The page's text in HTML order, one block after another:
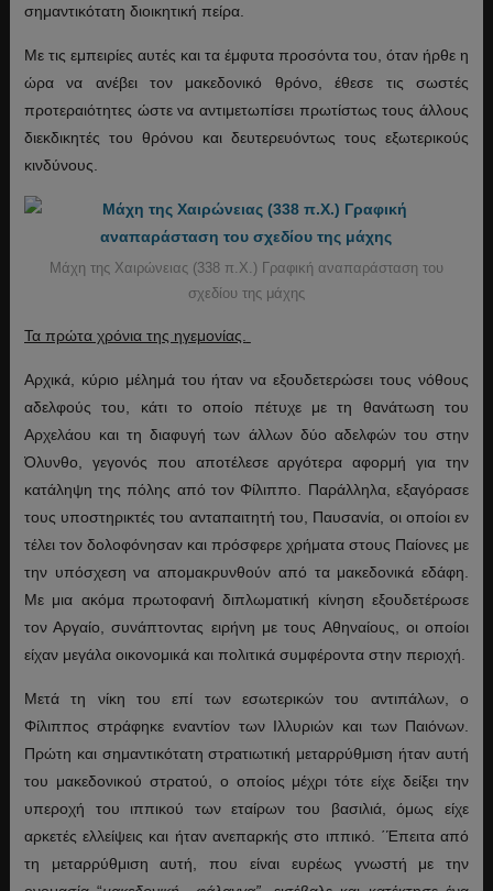
σημαντικότατη διοικητική πείρα.
Με τις εμπειρίες αυτές και τα έμφυτα προσόντα του, όταν ήρθε η
ώρα να ανέβει τον μακεδονικό θρόνο, έθεσε τις σωστές
προτεραιότητες ώστε να αντιμετωπίσει πρωτίστως τους άλλους
διεκδικητές του θρόνου και δευτερευόντως τους εξωτερικούς
κινδύνους.
Μάχη της Χαιρώνειας (338 π.Χ.) Γραφική αναπαράσταση του
σχεδίου της μάχης
Τα πρώτα χρόνια της ηγεμονίας.
Αρχικά, κύριο μέλημά του ήταν να εξουδετερώσει τους νόθους
αδελφούς του, κάτι το οποίο πέτυχε με τη θανάτωση του
Αρχελάου και τη διαφυγή των άλλων δύο αδελφών του στην
Όλυνθο, γεγονός που αποτέλεσε αργότερα αφορμή για την
κατάληψη της πόλης από τον Φίλιππο. Παράλληλα, εξαγόρασε
τους υποστηρικτές του ανταπαιτητή του, Παυσανία, οι οποίοι εν
τέλει τον δολοφόνησαν και πρόσφερε χρήματα στους Παίονες με
την υπόσχεση να απομακρυνθούν από τα μακεδονικά εδάφη.
Με μια ακόμα πρωτοφανή διπλωματική κίνηση εξουδετέρωσε
τον Αργαίο, συνάπτοντας ειρήνη με τους Αθηναίους, οι οποίοι
είχαν μεγάλα οικονομικά και πολιτικά συμφέροντα στην περιοχή.
Μετά τη νίκη του επί των εσωτερικών του αντιπάλων, ο
Φίλιππος στράφηκε εναντίον των Ιλλυριών και των Παιόνων.
Πρώτη και σημαντικότατη στρατιωτική μεταρρύθμιση ήταν αυτή
του μακεδονικού στρατού, ο οποίος μέχρι τότε είχε δείξει την
υπεροχή του ιππικού των εταίρων του βασιλιά, όμως είχε
αρκετές ελλείψεις και ήταν ανεπαρκής στο ιππικό. ΄Έπειτα από
τη μεταρρύθμιση αυτή, που είναι ευρέως γνωστή με την